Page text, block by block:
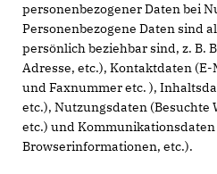
personenbezogener Daten bei
Personenbezogene Daten sind
persönlich beziehbar sind, z. B.
Adresse, etc.), Kontaktdaten
und Faxnummer etc. ),
etc.), Nutzungsdaten (Besuchte
etc.) und
Browserinformationen, etc.).